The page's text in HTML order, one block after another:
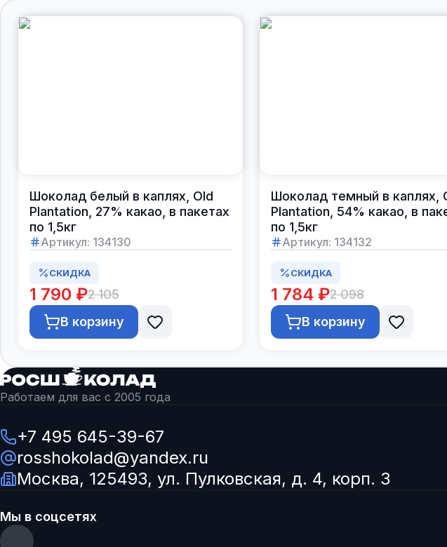
Шоколад белый в каплях, Old
Plantation, 27% какао, в пакетах
по 1,5кг
Артикул: 134130
СКИДКА
1 790 ₽2 105
В корзину
Шоколад темный в каплях,
Plantation, 54% какао, в
по 1,5кг
Артикул: 134132
СКИДКА
1 784 ₽2 098
В корзину
Работаем для вас с 2005 года
+7 495 645-39-67
rosshokolad@yandex.ru
Москва, 125493, ул. Пулковская, д. 4, корп. 3
Мы в соцсетях